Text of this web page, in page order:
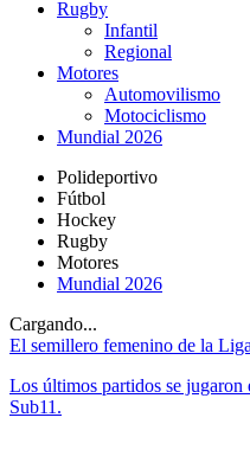
Rugby
Infantil
Regional
Motores
Automovilismo
Motociclismo
Mundial 2026
Polideportivo
Fútbol
Hockey
Rugby
Motores
Mundial 2026
Cargando...
El semillero femenino de la
Los últimos partidos se
Sub11.